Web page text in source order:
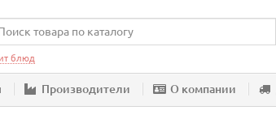
блюд
Производители О компании